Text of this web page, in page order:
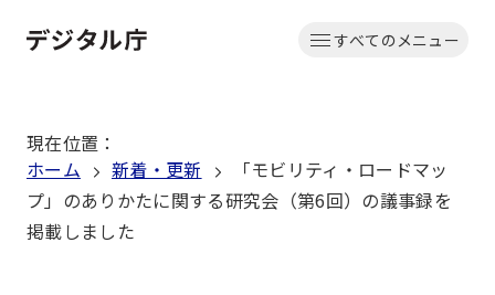
文
動
すべてのメニュー
現在位置 ：
ホーム
新着・更新
「モビリティ・ロードマッ
プ」のありかたに関する研究会（第6回）の議事録を
掲載しました